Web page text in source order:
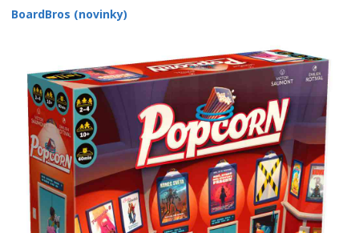
BoardBros (novinky)